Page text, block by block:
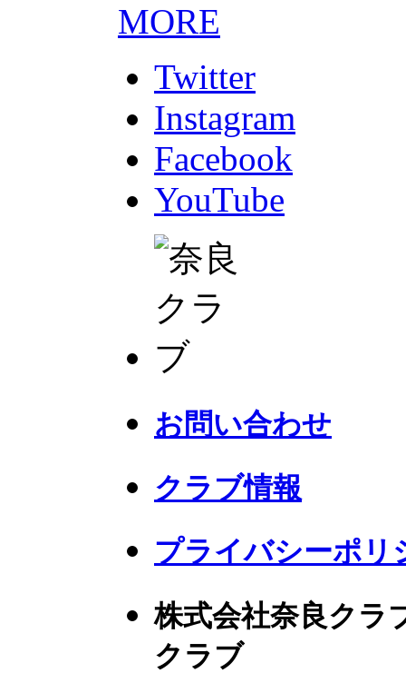
MORE
Twitter
Instagram
Facebook
YouTube
お問い合わせ
クラブ情報
プライバシーポリ
株式会社奈良ク
クラブ